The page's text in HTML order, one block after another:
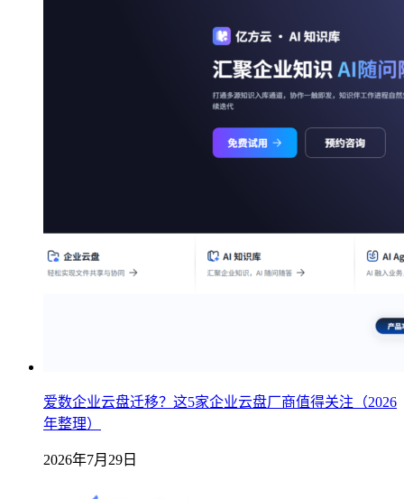
爱数企业云盘迁移？这5家企业云盘厂商值得关注（2026
年整理）
2026年7月29日